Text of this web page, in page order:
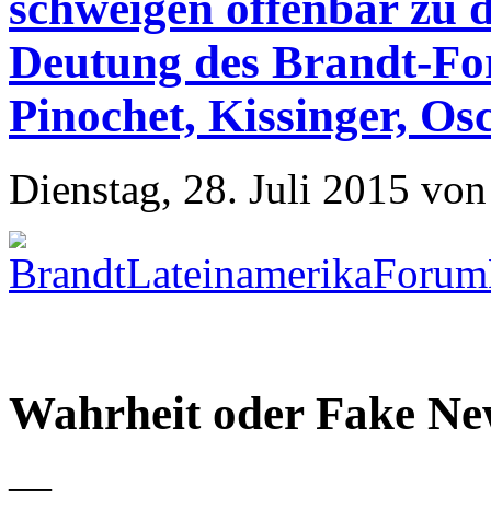
Deutung des Brandt-
Pinochet, Kissinger,
Dienstag, 28. Juli 2015
Wahrheit oder Fake
—